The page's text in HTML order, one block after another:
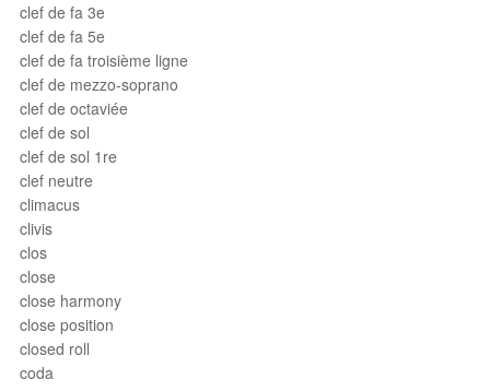
clef de fa 3e
clef de fa 5e
clef de fa troisième ligne
clef de mezzo-soprano
clef de octaviée
clef de sol
clef de sol 1re
clef neutre
climacus
clivis
clos
close
close harmony
close position
closed roll
coda